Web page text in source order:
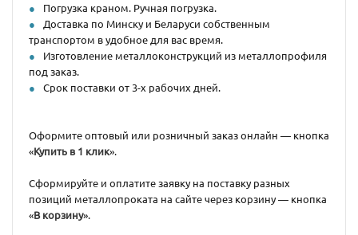
Погрузка краном. Ручная погрузка.
Доставка по Минску и Беларуси собственным
транспортом в удобное для вас время.
Изготовление металлоконструкций из металлопрофиля
под заказ.
Срок поставки от 3-х рабочих дней.
Оформите оптовый или розничный заказ онлайн — кнопка
«Купить в 1 клик».
Сформируйте и оплатите заявку на поставку разных
позиций металлопроката на сайте через корзину — кнопка
«В корзину».